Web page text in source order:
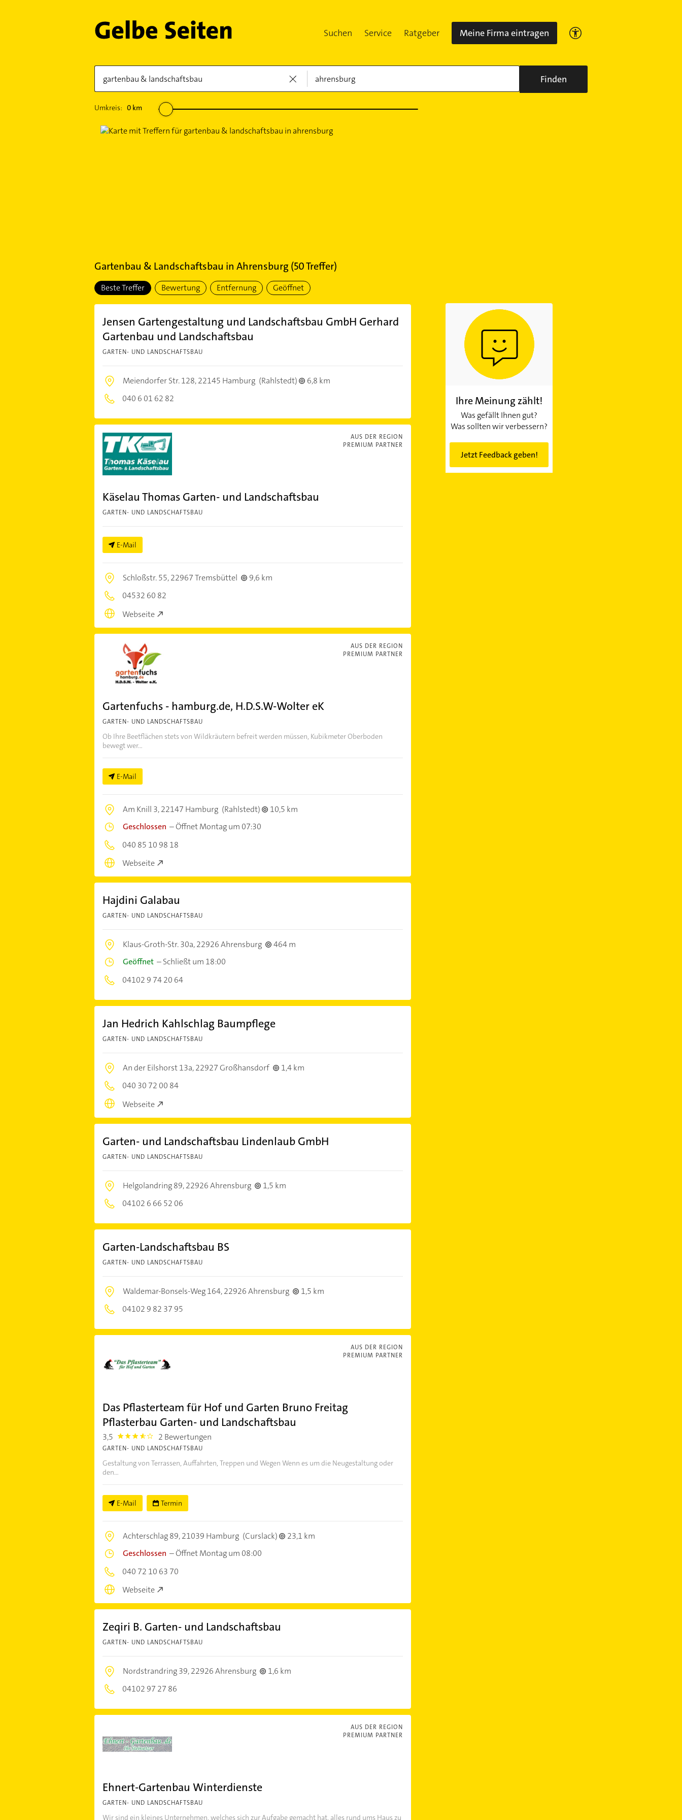
Suchen Service Ratgeber Meine Firma eintragen
Finden
Umkreis: 0km
Gartenbau & Landschaftsbau in Ahrensburg (50Treffer)
Beste Treffer Bewertung Entfernung Geöffnet
Jensen Gartengestaltung und Landschaftsbau GmbH Gerhard
Gartenbau und Landschaftsbau
GARTEN- UND LANDSCHAFTSBAU
Meiendorfer Str. 128,22145 Hamburg (Rahlstedt)
6,8 km
040 6 01 62 82
AUS DER REGION
PREMIUM PARTNER
Käselau Thomas Garten- und Landschaftsbau
GARTEN- UND LANDSCHAFTSBAU
E-Mail
Schloßstr. 55,22967 Tremsbüttel
9,6 km
04532 60 82
Webseite
AUS DER REGION
PREMIUM PARTNER
Gartenfuchs - hamburg.de, H.D.S.W-Wolter eK
GARTEN- UND LANDSCHAFTSBAU
Ob Ihre Beetflächen stets von Wildkräutern befreit werden müssen, Kubikmeter Oberboden
bewegt wer...
E-Mail
Am Knill 3,22147 Hamburg (Rahlstedt)
10,5 km
Geschlossen –Öffnet Montag um 07:30
040 85 10 98 18
Webseite
Hajdini Galabau
GARTEN- UND LANDSCHAFTSBAU
Klaus-Groth-Str. 30a,22926 Ahrensburg
464 m
Geöffnet–Schließt um 18:00
04102 9 74 20 64
Jan Hedrich Kahlschlag Baumpflege
GARTEN- UND LANDSCHAFTSBAU
An der Eilshorst 13a,22927 Großhansdorf
1,4 km
040 30 72 00 84
Webseite
Garten- und Landschaftsbau Lindenlaub GmbH
GARTEN- UND LANDSCHAFTSBAU
Helgolandring 89,22926 Ahrensburg
1,5 km
04102 6 66 52 06
Garten-Landschaftsbau BS
GARTEN- UND LANDSCHAFTSBAU
Waldemar-Bonsels-Weg 164,22926 Ahrensburg
1,5 km
04102 9 82 37 95
AUS DER REGION
PREMIUM PARTNER
Das Pflasterteam für Hof und Garten Bruno Freitag
Pflasterbau Garten- und Landschaftsbau
3,5 3.5 2 Bewertungen
GARTEN- UND LANDSCHAFTSBAU
Gestaltung von Terrassen, Auffahrten, Treppen und Wegen Wenn es um die Neugestaltung oder
den...
E-Mail Termin
Achterschlag 89,21039 Hamburg (Curslack)
23,1 km
Geschlossen –Öffnet Montag um 08:00
040 72 10 63 70
Webseite
Zeqiri B. Garten- und Landschaftsbau
GARTEN- UND LANDSCHAFTSBAU
Nordstrandring 39,22926 Ahrensburg
1,6 km
04102 97 27 86
AUS DER REGION
PREMIUM PARTNER
Ehnert-Gartenbau Winterdienste
GARTEN- UND LANDSCHAFTSBAU
Wir sind ein kleines Unternehmen, welches sich zur Aufgabe gemacht hat, alles rund ums Haus zu
Ihre Meinung zählt!
Was gefällt Ihnen gut?
Was sollten wir verbessern?
Jetzt Feedback geben!